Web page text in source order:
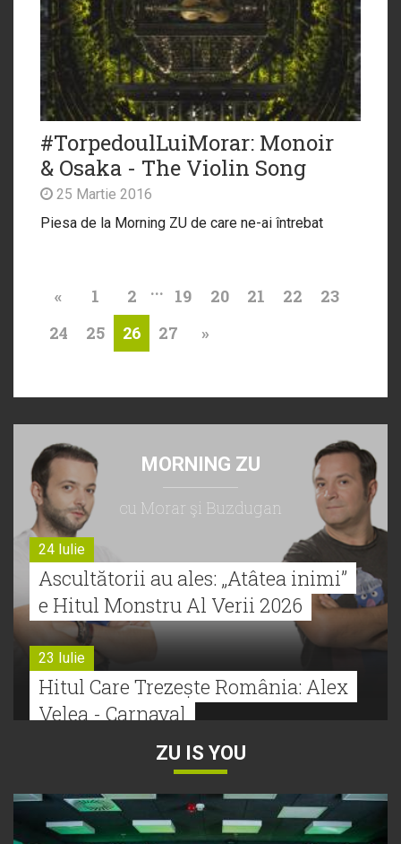
#TorpedoulLuiMorar: Monoir
& Osaka - The Violin Song
25 Martie 2016
Piesa de la Morning ZU de care ne-ai întrebat
« 1 2 ... 19 20 21 22
23
24
25 26 27 »
MORNING ZU
cu Morar şi Buzdugan
24 Iulie
Ascultătorii au ales: „Atâtea inimi”
e Hitul Monstru Al Verii 2026
23 Iulie
Hitul Care Trezește România: Alex
Velea - Carnaval
Bătălie strânsă la Hitul Monstru Al
Verii: Cabron versus Faydee
ZU IS YOU